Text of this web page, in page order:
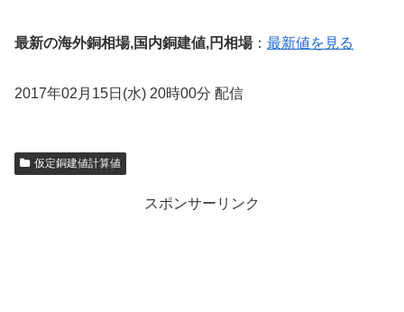
最新の海外銅相場,国内銅建値,円相場： 最新値を見る
2017年02月15日(水) 20時00分 配信
仮定銅建値計算値
スポンサーリンク